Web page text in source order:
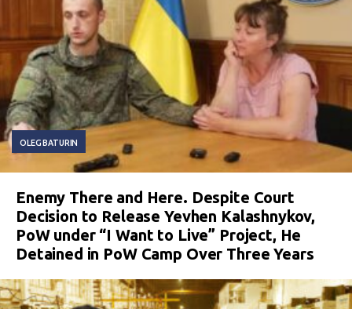
OLEG BATURIN
Enemy There and Here. Despite Court
Decision to Release Yevhen Kalashnykov,
PoW under “I Want to Live” Project, He
Detained in PoW Camp Over Three Years